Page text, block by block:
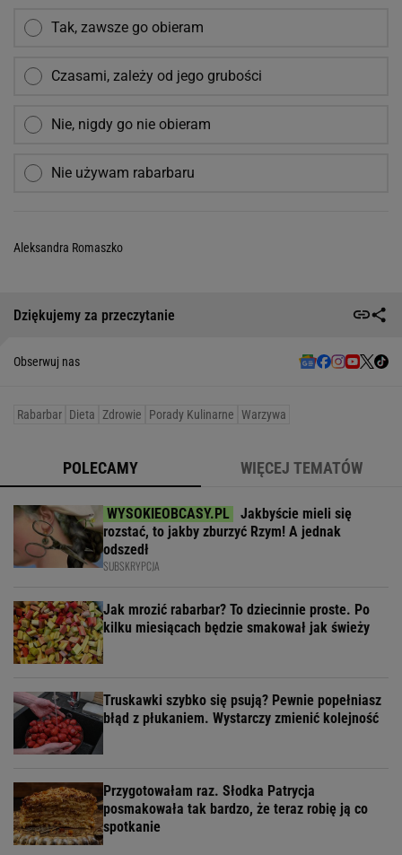
Tak, zawsze go obieram
Czasami, zależy od jego grubości
Nie, nigdy go nie obieram
Nie używam rabarbaru
Aleksandra Romaszko
Dziękujemy za przeczytanie
Obserwuj nas
Rabarbar Dieta Zdrowie Porady Kulinarne Warzywa
POLECAMY WIĘCEJ TEMATÓW
Jakbyście mieli się
rozstać, to jakby zburzyć Rzym! A jednak
odszedł
SUBSKRYPCJA
Jak mrozić rabarbar? To dziecinnie proste. Po
kilku miesiącach będzie smakował jak świeży
Truskawki szybko się psują? Pewnie popełniasz
błąd z płukaniem. Wystarczy zmienić kolejność
Przygotowałam raz. Słodka Patrycja
posmakowała tak bardzo, że teraz robię ją co
spotkanie